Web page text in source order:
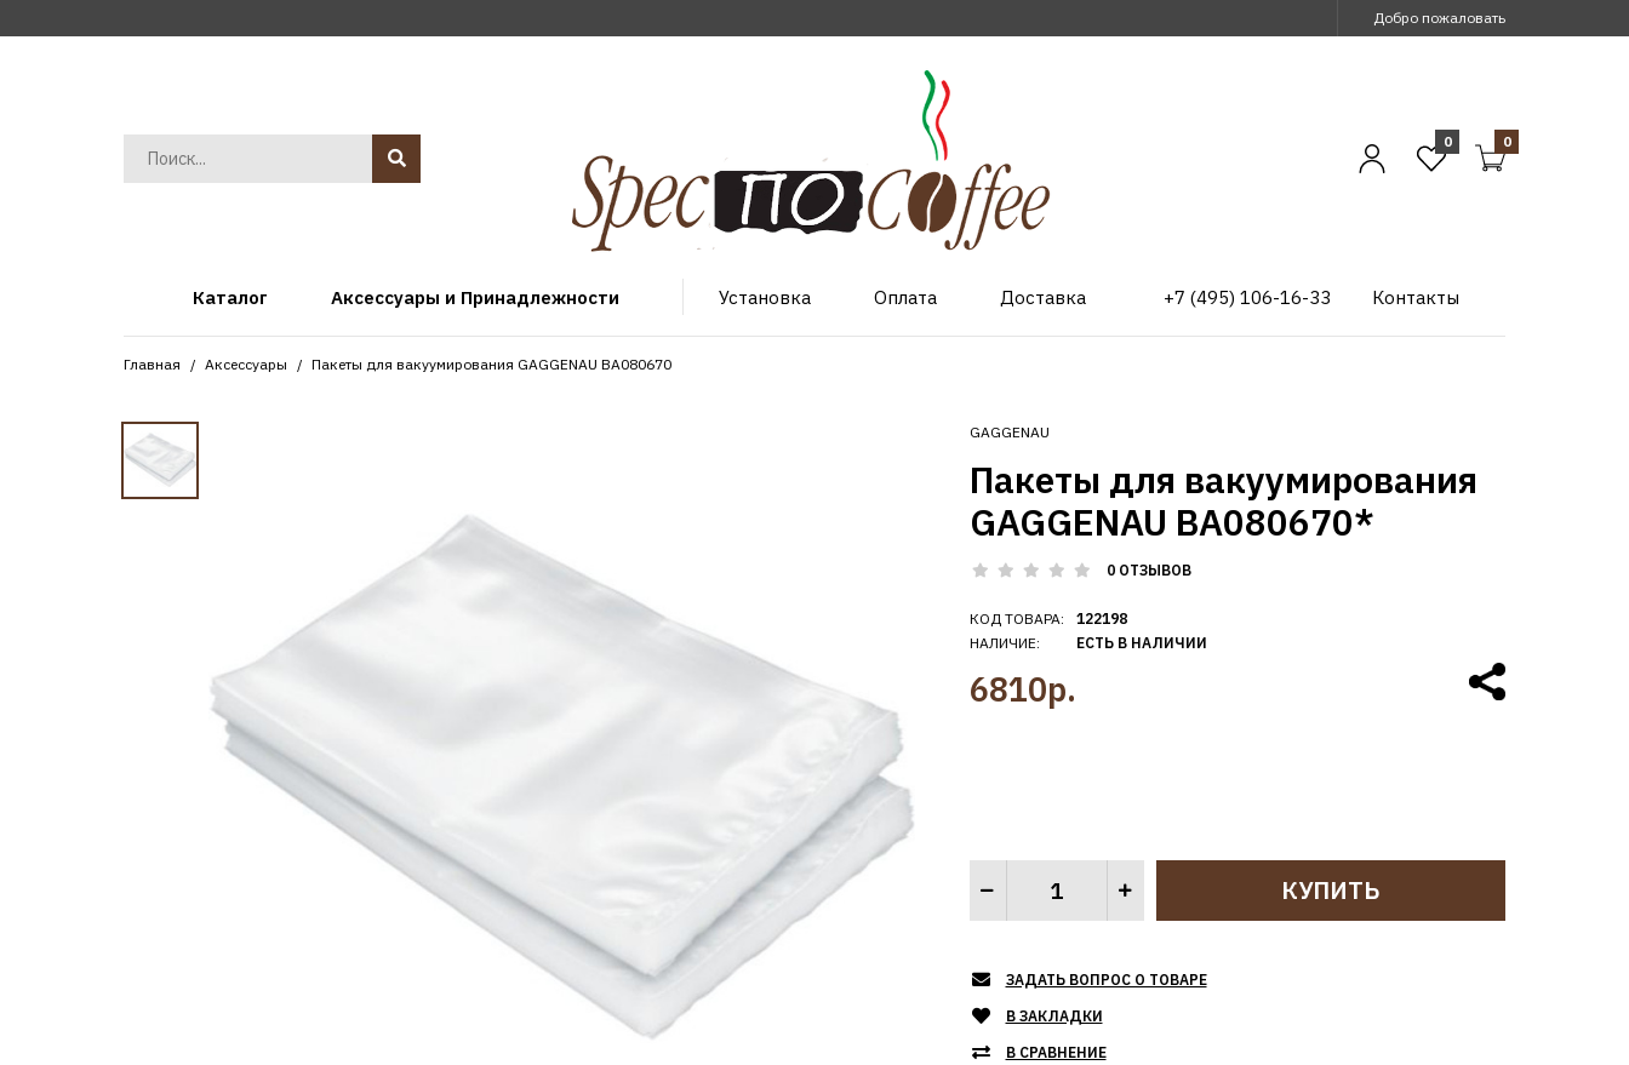
Добро пожаловать
0 0
Каталог Аксессуары и Принадлежности Установка Оплата Доставка +7 (495) 106-16-33 Контакты
Главная Аксессуары Пакеты для вакуумирования GAGGENAU BA080670
GAGGENAU
Пакеты для вакуумирования
GAGGENAU BA080670*
0 ОТЗЫВОВ
КОД ТОВАРА:
НАЛИЧИЕ:
122198
ЕСТЬ В НАЛИЧИИ
6810р.
ЗАДАТЬ ВОПРОС О ТОВАРЕ
В ЗАКЛАДКИ
В СРАВНЕНИЕ